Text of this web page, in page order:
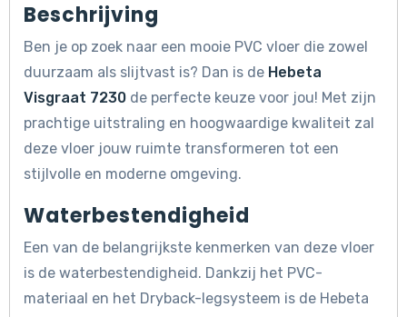
Beschrijving
Ben je op zoek naar een mooie PVC vloer die zowel
duurzaam als slijtvast is? Dan is de Hebeta
Visgraat 7230 de perfecte keuze voor jou! Met zijn
prachtige uitstraling en hoogwaardige kwaliteit zal
deze vloer jouw ruimte transformeren tot een
stijlvolle en moderne omgeving.
Waterbestendigheid
Een van de belangrijkste kenmerken van deze vloer
is de waterbestendigheid. Dankzij het PVC-
materiaal en het Dryback-legsysteem is de Hebeta